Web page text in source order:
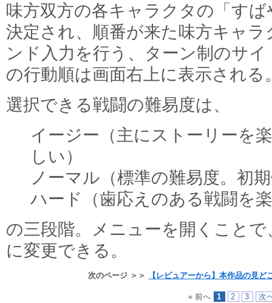
味方双方の各キャラクタの「す
決定され、順番が来た味方キャ
ンド入力を行う、ターン制のサ
の行動順は画面右上に表示される
選択できる戦闘の難易度は、
イージー（主にストーリーを
しい）
ノーマル（標準の難易度。初
ハード（歯応えのある戦闘を
の三段階。メニューを開くこと
に変更できる。
次のページ ＞＞ 【レビュアーから】本作品の見
« 前へ 1 2 3 次